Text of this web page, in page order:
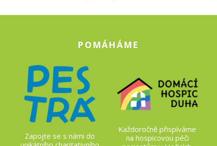
POMÁHÁME
Zapojte se s námi do
Každoročně přispíváme
na hospicovou péči